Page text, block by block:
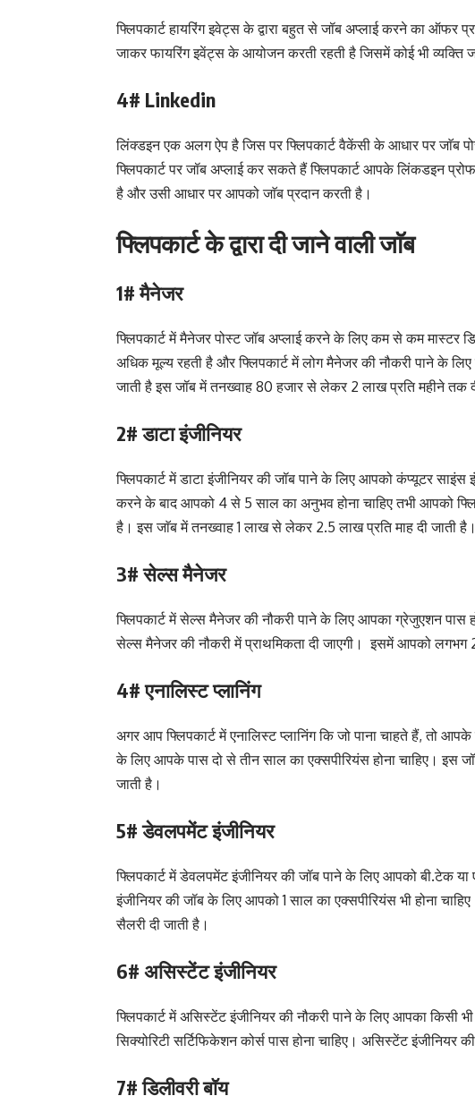
फ्लिपकार्ट हायरिंग इवेट्स के द्वारा बहुत से जॉब अप्लाई करने का ऑफर
जाकर फायरिंग इवेंट्स के आयोजन करती रहती है जिसमें कोई भी व्यक्ति
4# Linkedin
लिंक्डइन एक अलग ऐप है जिस पर फ्लिपकार्ट वैकेंसी के आधार पर जाॅब
फ्लिपकार्ट पर जॉब अप्लाई कर सकते हैं फ्लिपकार्ट आपके लिंकडइन
है और उसी आधार पर आपको जाॅब प्रदान करती है।
फ्लिपकार्ट के द्वारा दी जाने वाली जाॅब
1# मैनेजर
फ्लिपकार्ट में मैनेजर पोस्ट जॉब अप्लाई करने के लिए कम से कम मास्टर
अधिक मूल्य रहती है और फ्लिपकार्ट में लोग मैनेजर की नौकरी पाने के
जाती है इस जॉब में तनख्वाह 80 हजार से लेकर 2 लाख प्रति महीने तक
2# डाटा इंजीनियर
फ्लिपकार्ट में डाटा इंजीनियर की जॉब पाने के लिए आपको कंप्यूटर साइंस
करने के बाद आपको 4 से 5 साल का अनुभव होना चाहिए तभी आपको
है। इस जाॅब में तनख्वाह 1 लाख से लेकर 2.5 लाख प्रति माह दी जाती है।
3# सेल्स मैनेजर
फ्लिपकार्ट में सेल्स मैनेजर की नौकरी पाने के लिए आपका ग्रेजुएशन
सेल्स मैनेजर की नौकरी में प्राथमिकता दी जाएगी। इसमें आपको लगभग
4# एनालिस्ट प्लानिंग
अगर आप फ्लिपकार्ट में एनालिस्ट प्लानिंग कि जो पाना चाहते हैं, तो आपके
के लिए आपके पास दो से तीन साल का एक्सपीरियंस होना चाहिए। इस
जाती है।
5# डेवलपमेंट इंजीनियर
फ्लिपकार्ट में डेवलपमेंट इंजीनियर की जॉब पाने के लिए आपको बी.टेक या
इंजीनियर की जॉब के लिए आपको 1 साल का एक्सपीरियंस भी होना
सैलरी दी जाती है।
6# असिस्टेंट इंजीनियर
फ्लिपकार्ट में असिस्टेंट इंजीनियर की नौकरी पाने के लिए आपका किसी
सिक्योरिटी सर्टिफिकेशन कोर्स पास होना चाहिए। असिस्टेंट इंजीनियर
7# डिलीवरी बॉय